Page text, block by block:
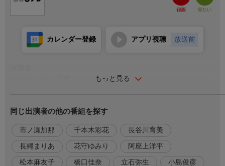
もっと見る
カレンダー登録 アプリ視聴 放送前
一ノ瀬珠樹:下地紫野
藤宮亜里沙:長縄まりあ
一ノ瀬 花:花守ゆみり
gekido:檜山修之
過腐餌悪霊:阿座上洋平
同じ出演者の他の番組を探す
市ノ瀬加那 千本木彩花 長谷川育美
長縄まりあ 花守ゆみり 阿座上洋平
松本麻友子 橋口佳奈 立石弥生 小島俊彦